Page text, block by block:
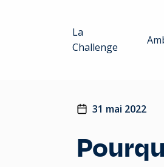
La
Challenge
31 mai 2022